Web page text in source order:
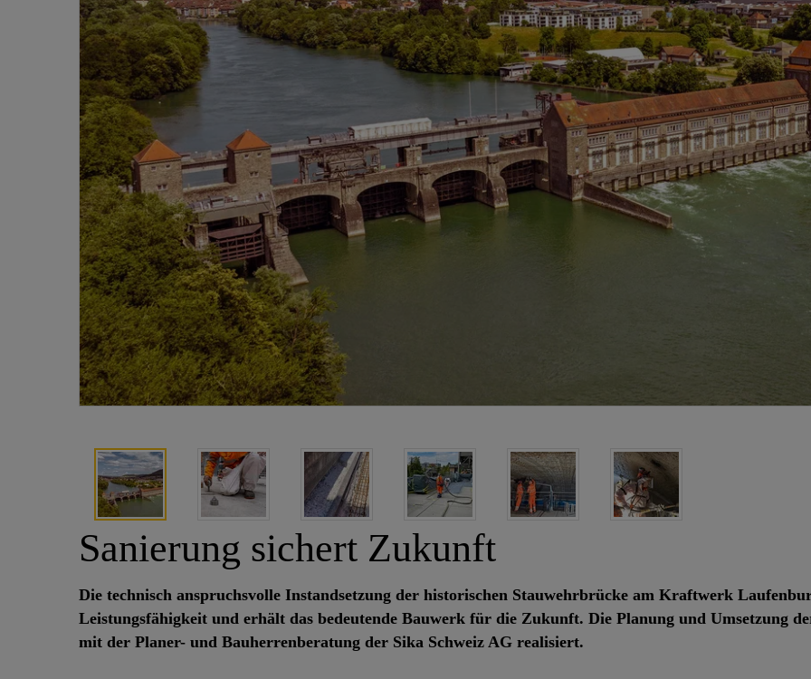
Sanierung sichert Zukunft
Die technisch anspruchsvolle Instandsetzung der historischen Stauwehrbrücke am Kraftwerk
Leistungsfähigkeit und erhält das bedeutende Bauwerk für die Zukunft. Die Planung und Umsetzung
mit der Planer- und Bauherrenberatung der Sika Schweiz AG realisiert.